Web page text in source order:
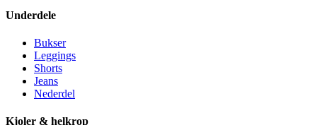
Underdele
Bukser
Leggings
Shorts
Jeans
Nederdel
Kjoler & helkrop